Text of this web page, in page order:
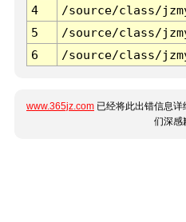
4
/source/class/
5
/source/class/
6
/source/class/
www.365jz.com 已经将此出错信息
们深感